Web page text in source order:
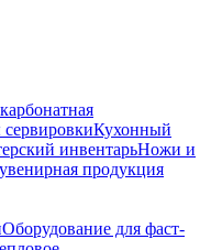
Кухонный
инвентарьНожи и
продукция
Оборудование для фаст-